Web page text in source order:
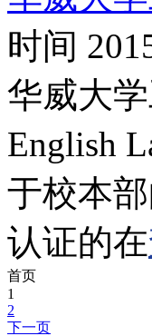
时间
华威大
English
于校本
认证的在
首页
1
2
下一页